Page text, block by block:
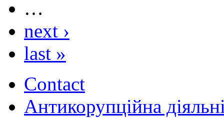
…
next ›
last »
Contact
Антикорупційна